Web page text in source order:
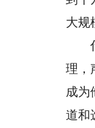
大规
什
理，
成为
道和